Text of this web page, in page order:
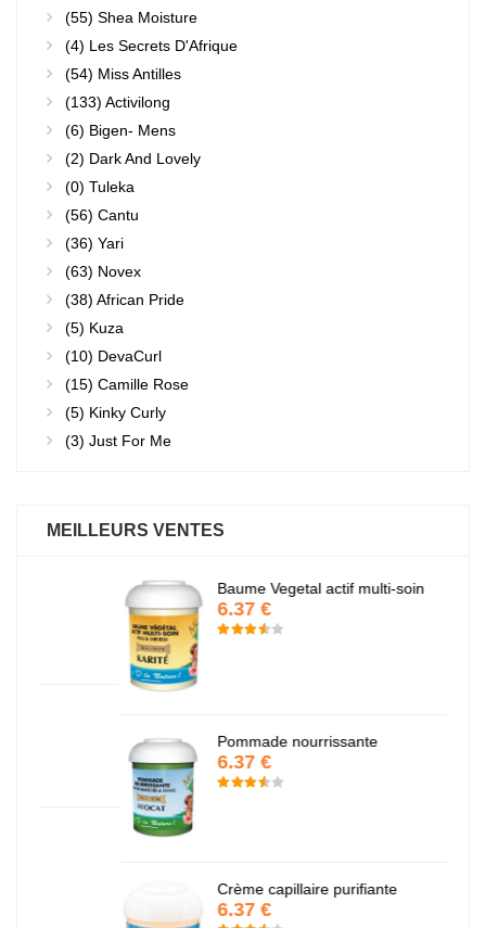
(55) Shea Moisture
(4) Les Secrets D'Afrique
(54) Miss Antilles
(133) Activilong
(6) Bigen- Mens
(2) Dark And Lovely
(0) Tuleka
(56) Cantu
(36) Yari
(63) Novex
(38) African Pride
(5) Kuza
(10) DevaCurl
(15) Camille Rose
(5) Kinky Curly
(3) Just For Me
MEILLEURS VENTES
Baume Vegetal actif multi-soin
6.37 €
Pommade nourrissante
6.37 €
Crème capillaire purifiante